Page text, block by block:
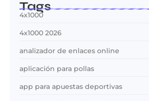
Tags
4x1000
4x1000 2026
analizador de enlaces online
aplicación para pollas
app para apuestas deportivas